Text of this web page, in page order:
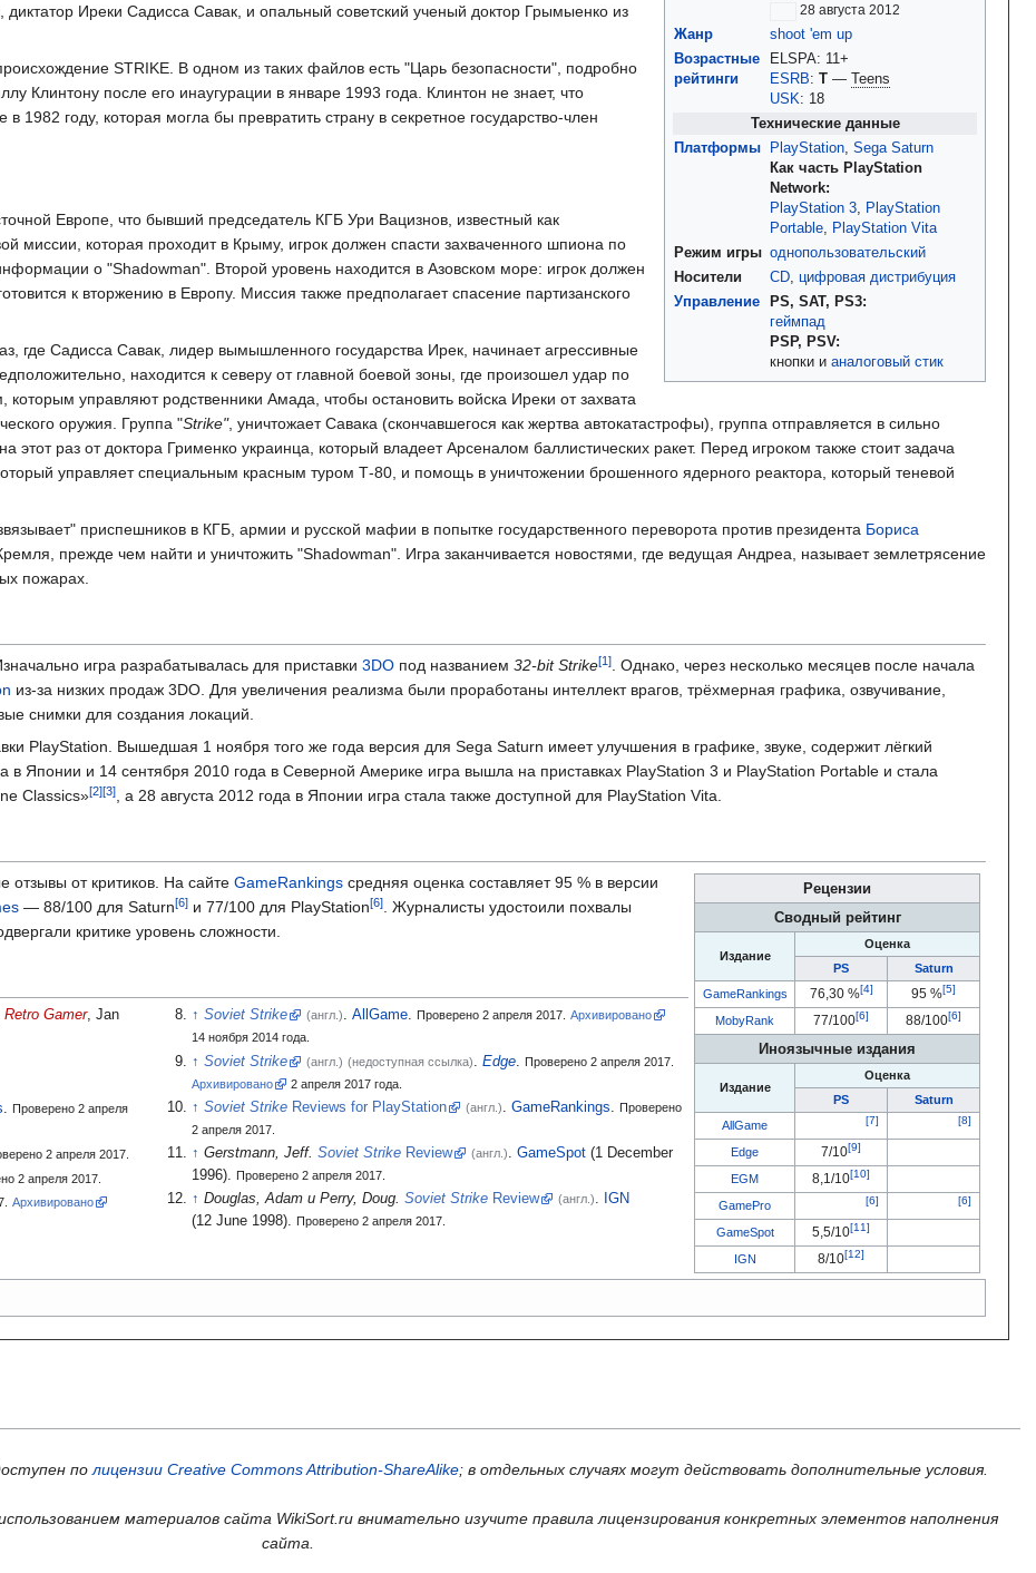
28 августа 2012
Жанр
shoot 'em up
Возрастные
рейтинги
ELSPA: 11+
ESRB: T —
Teens
USK: 18
Технические данные
Платформы
PlayStation, Sega Saturn
Как часть PlayStation
Network
PlayStation 3, PlayStation
Portable, PlayStation Vita
Режим игры однопользовательский
Носители
CD, цифровая дистрибуция
Управление
PS, SAT, PS3
геймпад
PSP, PSV
кнопки и аналоговый стик
Иреки Садисса Савак, и опальный советский ученый доктор Грымыенко из
STRIKE. В одном из таких файлов есть "Царь безопасности", подробно
Клинтону после его инаугурации в январе 1993 года. Клинтон не знает, что
1982 году, которая могла бы превратить страну в секретное государство-член
Европе, что бывший председатель КГБ Ури Вацизнов, известный как
миссии, которая проходит в Крыму, игрок должен спасти захваченного шпиона по
о "Shadowman". Второй уровень находится в Азовском море: игрок должен
к вторжению в Европу. Миссия также предполагает спасение партизанского
где Садисса Савак, лидер вымышленного государства Ирек, начинает агрессивные
находится к северу от главной боевой зоны, где произошел удар по
управляют родственники Амада, чтобы остановить войска Иреки от захвата
оружия. Группа "Strike", уничтожает Савака (скончавшегося как жертва автокатастрофы), группа отправляется в сильно
раз от доктора Грименко украинца, который владеет Арсеналом баллистических ракет. Перед игроком также стоит задача
управляет специальным красным туром Т-80, и помощь в уничтожении брошенного ядерного реактора, который теневой
приспешников в КГБ, армии и русской мафии в попытке государственного переворота против президента Бориса
прежде чем найти и уничтожить "Shadowman". Игра заканчивается новостями, где ведущая Андреа, называет землетрясение
пожарах.
игра разрабатывалась для приставки 3DO под названием 32-bit Strike
. Однако, через несколько месяцев после начала
из-за низких продаж 3DO. Для увеличения реализма были проработаны интеллект врагов, трёхмерная графика, озвучивание,
снимки для создания локаций.
PlayStation. Вышедшая 1 ноября того же года версия для Sega Saturn имеет улучшения в графике, звуке, содержит лёгкий
в Японии и 14 сентября 2010 года в Северной Америке игра вышла на приставках PlayStation 3 и PlayStation Portable и стала
Classics»
, а 28 августа 2012 года в Японии игра стала также доступной для PlayStation Vita.
Рецензии
Сводный рейтинг
Издание
Оценка
PS
Saturn
GameRankings
76,30 % 95 %
MobyRank 77/100 88/100
Иноязычные издания
Издание
Оценка
PS
Saturn
AllGame
Edge
7/10
EGM 8,1/10
GamePro
GameSpot
5,5/10
IGN 8/10
отзывы от критиков. На сайте GameRankings средняя оценка составляет 95 % в версии
— 88/100 для Saturn и 77/100 для PlayStation
. Журналисты удостоили похвалы
критике уровень сложности.
Retro Gamer, Jan
. Проверено 2 апреля
2 апреля 2017.
2 апреля 2017.
Архивировано
Soviet Strike (англ.). AllGame. Проверено 2 апреля 2017. Архивировано
14 ноября 2014 года.
Soviet Strike (англ.) (недоступная ссылка) Edge.
Проверено 2 апреля 2017.
Архивировано
2 апреля 2017 года.
Soviet StrikeReviews for PlayStation (англ.). GameRankings. Проверено
2 апреля 2017.
Gerstmann, Jeff. Soviet StrikeReview (англ.). GameSpot (1 December
1996). Проверено 2 апреля 2017.
Douglas, Adam и Perry, Doug. Soviet StrikeReview (англ.).
IGN
(12 June 1998). Проверено 2 апреля 2017.
по лицензии Creative Commons Attribution-ShareAlike; в отдельных случаях могут действовать дополнительные условия.
материалов сайта WikiSort.ru внимательно изучите правила лицензирования конкретных элементов наполнения
сайта.